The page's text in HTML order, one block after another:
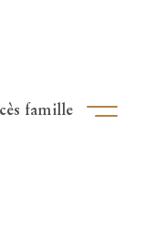
famille